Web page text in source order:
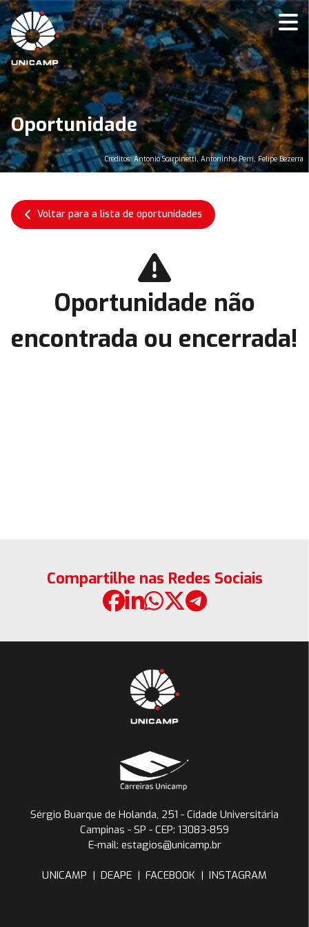
Oportunidade
Créditos: Antonio Scarpinetti, Antoninho Perri, Felipe Bezerra
Voltar para a lista de oportunidades
Oportunidade não
encontrada ou encerrada!
Compartilhe nas Redes Sociais
Sérgio Buarque de Holanda, 251 - Cidade Universitária
Campinas - SP - CEP: 13083-859
E-mail: estagios@unicamp.br
UNICAMP | DEAPE | FACEBOOK | INSTAGRAM